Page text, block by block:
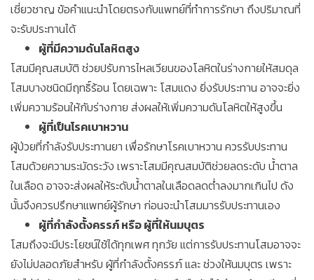
เชี่ยวชาญ ข้อคำแนะนำโดยตรงกับแพทย์ที่ทำการรักษา ถึงปริมาณที่
จะรับประทานได้
ผู้ที่มีความดันโลหิตสูง
โสมมีคุณสมบัติ ช่วยปรับการไหลเวียนของโลหิตในร่างกายให้สมดุล
โสมบางชนิดมีฤทธิ์ร้อน โดยเฉพาะ โสมแดง ยิ่งรับประทาน อาจจะยิ่ง
เพิ่มความร้อนให้กับร่างกาย ส่งผลให้เพิ่มความดันโลหิตให้สูงขึ้น
ผู้ที่เป็นโรคเบาหวาน
ผู้ป่วยที่กำลังรับประทานยา เพื่อรักษาโรคเบาหวาน ควรรับประทาน
โสมด้วยความระมัดระวัง เพราะโสมมีคุณสมบัติช่วยลดระดับ น้ำตาล
ในเลือด อาจจะส่งผลให้ระดับน้ำตาลในเลือดลดต่ำลงมากเกินไป ดัง
นั้นจึงควรปรึกษาแพทย์ผู้รักษา ก่อนจะนำโสมมารรับประทานเอง
ผู้ที่กำลังตั้งครรภ์ หรือ ผู้ที่ให้นมบุตร
โสมถึงจะมีประโยชน์ใช้ได้ทุกเพศ ทุกวัย แต่การรับประทานโสมอาจจะ
ยังไม่ปลอดภัยสำหรับ ผู้ที่กำลังตั้งครรภ์ และ ช่วงให้นมบุตร เพราะ